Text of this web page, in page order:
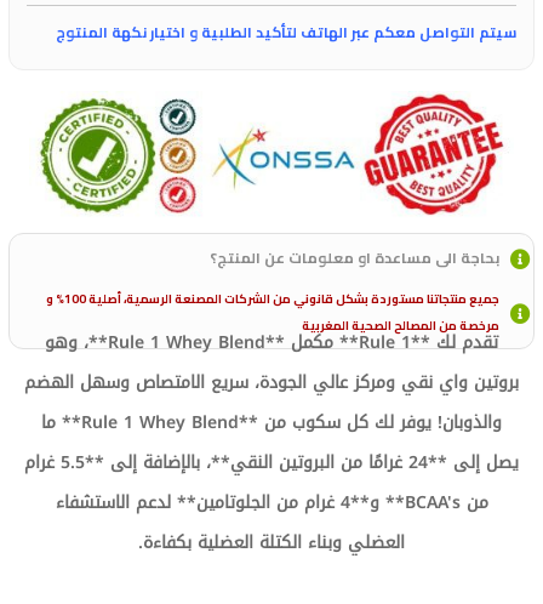
سيتم التواصل معكم عبر الهاتف لتأكيد الطلبية و اختيار نكهة المنتوج
بحاجة الى مساعدة او معلومات عن المنتج؟
جميع منتجاتنا مستوردة بشكل قانوني من الشركات المصنعة الرسمية، أصلية 100% و
مرخصة من المصالح الصحية المغربية
تقدم لك **Rule 1** مكمل **Rule 1 Whey Blend**، وهو
بروتين واي نقي ومركز عالي الجودة، سريع الامتصاص وسهل الهضم
والذوبان! يوفر لك كل سكوب من **Rule 1 Whey Blend** ما
يصل إلى **24 غرامًا من البروتين النقي**، بالإضافة إلى **5.5 غرام
من BCAA's** و**4 غرام من الجلوتامين** لدعم الاستشفاء
العضلي وبناء الكتلة العضلية بكفاءة.